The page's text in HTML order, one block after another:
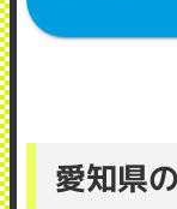
愛知県